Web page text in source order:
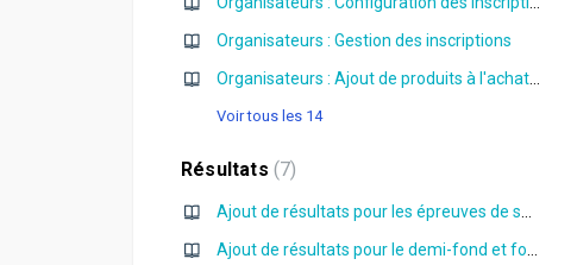
Organisateurs : Gestion des inscriptions
Voir tous les 14
Résultats 7